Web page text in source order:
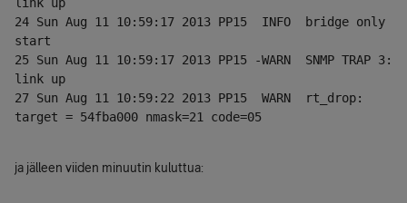
24 Sun Aug 11 10:59:17 2013 PP15  INFO  bridge only
start
25 Sun Aug 11 10:59:17 2013 PP15 -WARN  SNMP TRAP 3:
link up
27 Sun Aug 11 10:59:22 2013 PP15  WARN  rt_drop:
target = 54fba000 nmask=21 code=05
ja jälleen viiden minuutin kuluttua: